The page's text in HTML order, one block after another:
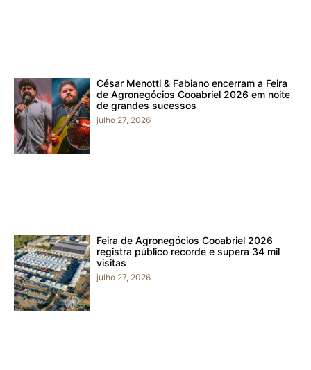
César Menotti & Fabiano encerram a Feira
de Agronegócios Cooabriel 2026 em noite
de grandes sucessos
julho 27, 2026
Feira de Agronegócios Cooabriel 2026
registra público recorde e supera 34 mil
visitas
julho 27, 2026